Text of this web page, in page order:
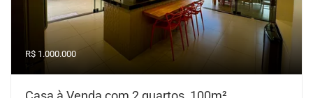
R$ 1.000.000